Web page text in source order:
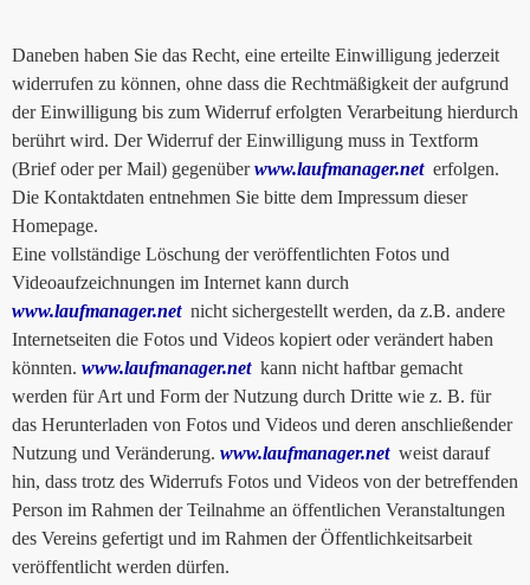
Daneben haben Sie das Recht, eine erteilte Einwilligung jederzeit
widerrufen zu können, ohne dass die Rechtmäßigkeit der aufgrund
der Einwilligung bis zum Widerruf erfolgten Verarbeitung hierdurch
berührt wird. Der Widerruf der Einwilligung muss in Textform
(Brief oder per Mail) gegenüberwww.laufmanager.neterfolgen.
Die Kontaktdaten entnehmen Sie bitte dem Impressum dieser
Homepage.
Eine vollständige Löschung der veröffentlichten Fotos und
Videoaufzeichnungen im Internet kann durch
www.laufmanager.netnicht sichergestellt werden, da z.B. andere
Internetseiten die Fotos und Videos kopiert oder verändert haben
könnten. www.laufmanager.netkann nicht haftbar gemacht
werden für Art und Form der Nutzung durch Dritte wie z. B. für
das Herunterladen von Fotos und Videos und deren anschließender
Nutzung und Veränderung. www.laufmanager.netweist darauf
hin, dass trotz des Widerrufs Fotos und Videos von der betreffenden
Person im Rahmen der Teilnahme an öffentlichen Veranstaltungen
des Vereins gefertigt und im Rahmen der Öffentlichkeitsarbeit
veröffentlicht werden dürfen.